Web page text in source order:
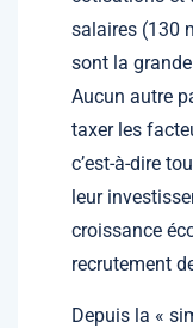
salaires (130
sont la
Aucun autre
taxer les
c’est-à-dire
leur
croissance
recrutement
Depuis la «